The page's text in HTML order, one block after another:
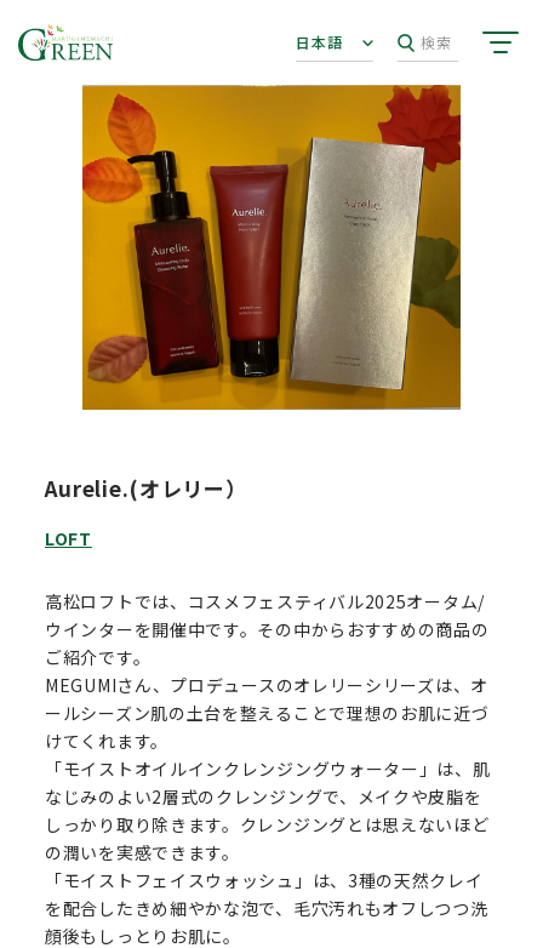
日本語 検索
Aurelie.(オレリー）
LOFT
高松ロフトでは、コスメフェスティバル2025オータム/
ウインターを開催中です。その中からおすすめの商品の
ご紹介です。
MEGUMIさん、プロデュースのオレリーシリーズは、オ
ールシーズン肌の土台を整えることで理想のお肌に近づ
けてくれます。
「モイストオイルインクレンジングウォーター」は、肌
なじみのよい2層式のクレンジングで、メイクや皮脂を
しっかり取り除きます。クレンジングとは思えないほど
の潤いを実感できます。
「モイストフェイスウォッシュ」は、3種の天然クレイ
を配合したきめ細やかな泡で、毛穴汚れもオフしつつ洗
顔後もしっとりお肌に。